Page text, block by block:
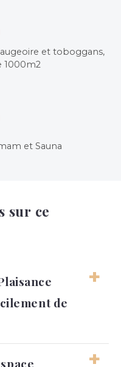
et toboggans,
1000m2
et Sauna
sur ce
de
bénéficie